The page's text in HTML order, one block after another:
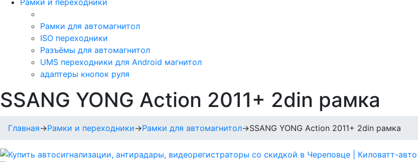
Рамки для автомагнитол
ISO переходники
Разъёмы для автомагнитол
UMS переходники для Android магнитол
адаптеры кнопок руля
SSANG YONG Action 2011+ 2din рамка
Главная→Рамки и переходники→Рамки для автомагнитол→SSANG YONG Action 2011+ 2din рамка